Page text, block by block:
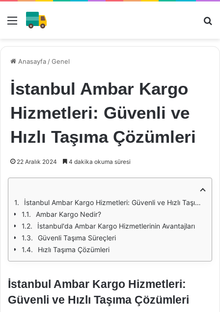
Menü
Anasayfa /Genel
İstanbul Ambar Kargo
Hizmetleri: Güvenli ve
Hızlı Taşıma Çözümleri
22 Aralık 2024 4 dakika okuma süresi
İstanbul Ambar Kargo Hizmetleri: Güvenli ve Hızlı Taşıma Çözümleri
Ambar Kargo Nedir?
İstanbul'da Ambar Kargo Hizmetlerinin Avantajları
Güvenli Taşıma Süreçleri
Hızlı Taşıma Çözümleri
İstanbul Ambar Kargo Hizmetleri:
Güvenli ve Hızlı Taşıma Çözümleri